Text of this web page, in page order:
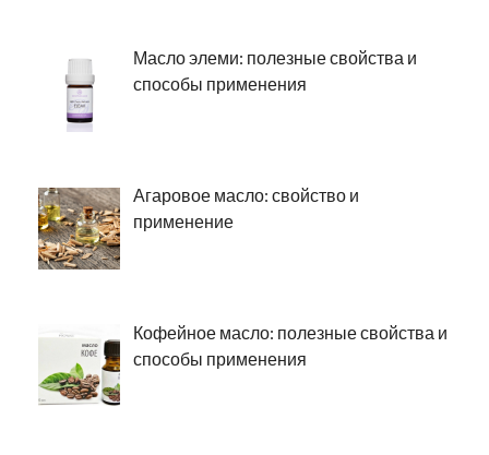
Масло элеми: полезные свойства и
способы применения
Агаровое масло: свойство и
применение
Кофейное масло: полезные свойства и
способы применения